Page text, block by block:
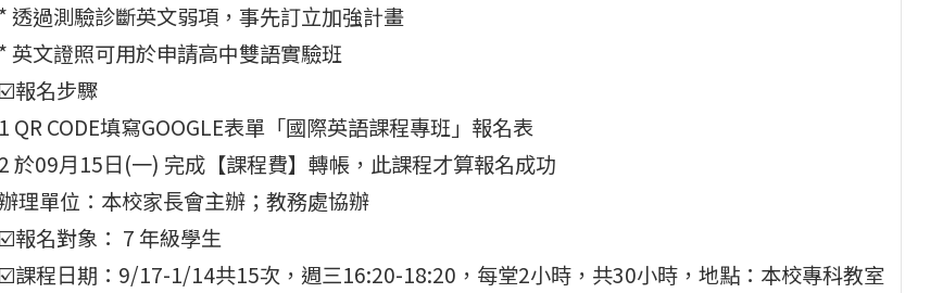
* 透過測驗診斷英⽂弱項，事先訂⽴加強計畫
* 英⽂證照可⽤於申請⾼中雙語實驗班
☑️報名步驟
1 QR CODE填寫GOOGLE表單「國際英語課程專班」報名表
2 於09⽉15⽇(一) 完成【課程費】轉帳，此課程才算報名成功
理單位：本校家⻑會主辦；教務處協辦
☑️報名對象： 7 年級學⽣
☑️課程⽇期：9/17-1/14共15次，週三16:20-18:20，每堂2⼩時，共30⼩時，地點：本校專科教室